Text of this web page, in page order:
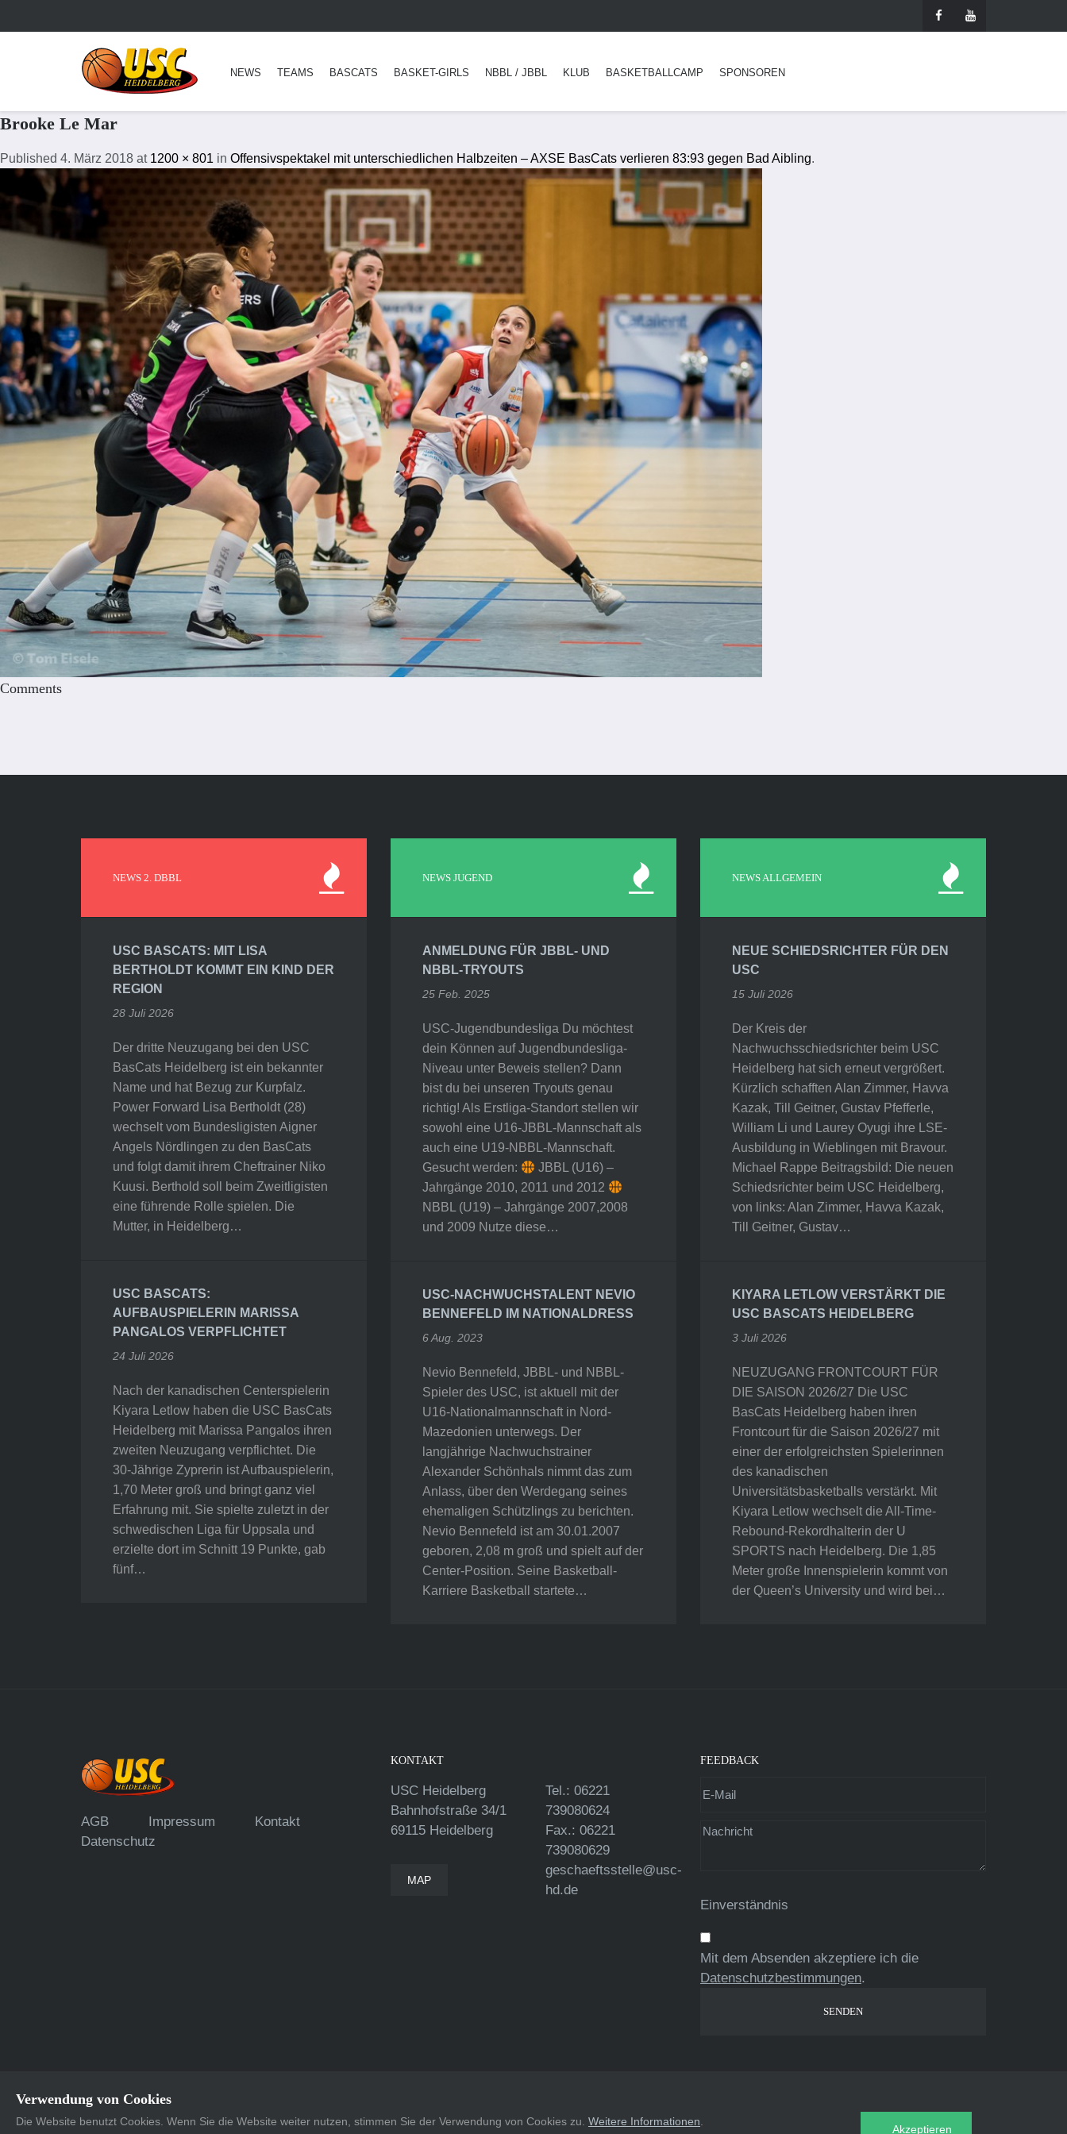
NEWS TEAMS BASCATS BASKET-GIRLS NBBL / JBBL KLUB BASKETBALLCAMP SPONSOREN
Brooke Le Mar
Published 4. März 2018 at 1200 × 801 in Offensivspektakel mit unterschiedlichen Halbzeiten – AXSE BasCats verlieren 83:93 gegen Bad Aibling.
Comments
NEWS 2. DBBL
USC BASCATS: MIT LISA
BERTHOLDT KOMMT EIN KIND DER
REGION
28 Juli 2026
Der dritte Neuzugang bei den USC
BasCats Heidelberg ist ein bekannter
Name und hat Bezug zur Kurpfalz.
Power Forward Lisa Bertholdt (28)
wechselt vom Bundesligisten Aigner
Angels Nördlingen zu den BasCats
und folgt damit ihrem Cheftrainer Niko
Kuusi. Berthold soll beim Zweitligisten
eine führende Rolle spielen. Die
Mutter, in Heidelberg…
USC BASCATS:
AUFBAUSPIELERIN MARISSA
PANGALOS VERPFLICHTET
24 Juli 2026
Nach der kanadischen Centerspielerin
Kiyara Letlow haben die USC BasCats
Heidelberg mit Marissa Pangalos ihren
zweiten Neuzugang verpflichtet. Die
30-Jährige Zyprerin ist Aufbauspielerin,
1,70 Meter groß und bringt ganz viel
Erfahrung mit. Sie spielte zuletzt in der
schwedischen Liga für Uppsala und
erzielte dort im Schnitt 19 Punkte, gab
fünf…
NEWS JUGEND
ANMELDUNG FÜR JBBL- UND
NBBL-TRYOUTS
25 Feb. 2025
USC-Jugendbundesliga Du möchtest
dein Können auf Jugendbundesliga-
Niveau unter Beweis stellen? Dann
bist du bei unseren Tryouts genau
richtig! Als Erstliga-Standort stellen wir
sowohl eine U16-JBBL-Mannschaft als
auch eine U19-NBBL-Mannschaft.
Gesucht werden:
JBBL (U16) –
Jahrgänge 2010, 2011 und 2012
NBBL (U19) – Jahrgänge 2007,2008
und 2009 Nutze diese…
USC-NACHWUCHSTALENT NEVIO
BENNEFELD IM NATIONALDRESS
6 Aug. 2023
Nevio Bennefeld, JBBL- und NBBL-
Spieler des USC, ist aktuell mit der
U16-Nationalmannschaft in Nord-
Mazedonien unterwegs. Der
langjährige Nachwuchstrainer
Alexander Schönhals nimmt das zum
Anlass, über den Werdegang seines
ehemaligen Schützlings zu berichten.
Nevio Bennefeld ist am 30.01.2007
geboren, 2,08 m groß und spielt auf der
Center-Position. Seine Basketball-
Karriere Basketball startete…
NEWS ALLGEMEIN
NEUE SCHIEDSRICHTER FÜR DEN
USC
15 Juli 2026
Der Kreis der
Nachwuchsschiedsrichter beim USC
Heidelberg hat sich erneut vergrößert.
Kürzlich schafften Alan Zimmer, Havva
Kazak, Till Geitner, Gustav Pfefferle,
William Li und Laurey Oyugi ihre LSE-
Ausbildung in Wieblingen mit Bravour.
Michael Rappe Beitragsbild: Die neuen
Schiedsrichter beim USC Heidelberg,
von links: Alan Zimmer, Havva Kazak,
Till Geitner, Gustav…
KIYARA LETLOW VERSTÄRKT DIE
USC BASCATS HEIDELBERG
3 Juli 2026
NEUZUGANG FRONTCOURT FÜR
DIE SAISON 2026/27 Die USC
BasCats Heidelberg haben ihren
Frontcourt für die Saison 2026/27 mit
einer der erfolgreichsten Spielerinnen
des kanadischen
Universitätsbasketballs verstärkt. Mit
Kiyara Letlow wechselt die All-Time-
Rebound-Rekordhalterin der U
SPORTS nach Heidelberg. Die 1,85
Meter große Innenspielerin kommt von
der Queen’s University und wird bei…
AGB Impressum
Kontakt
Datenschutz
KONTAKT
USC Heidelberg
Bahnhofstraße 34/1
69115 Heidelberg
MAP
Tel.: 06221
739080624
Fax.: 06221
739080629
geschaeftsstelle@usc-
hd.de
FEEDBACK
Einverständnis
Mit dem Absenden akzeptiere ich die
Datenschutzbestimmungen.
Verwendung von Cookies
Die Website benutzt Cookies. Wenn Sie die Website weiter nutzen, stimmen Sie der Verwendung von Cookies zu. Weitere Informationen
Akzeptieren